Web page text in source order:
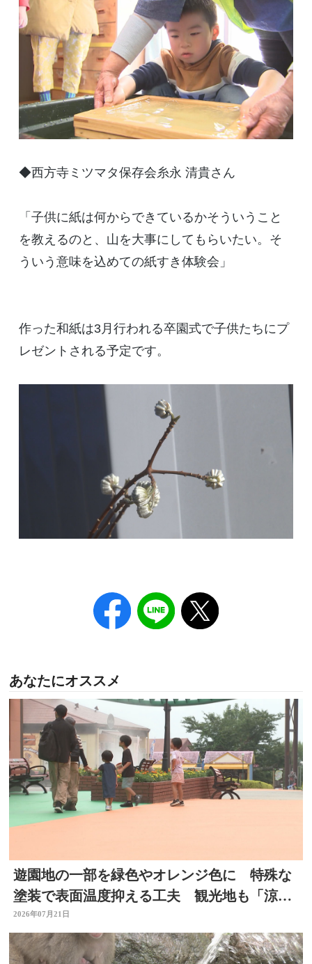
◆西方寺ミツマタ保存会糸永 清貴さん
「子供に紙は何からできているかそういうこと
を教えるのと、山を大事にしてもらいたい。そ
ういう意味を込めての紙すき体験会」
作った和紙は3月行われる卒園式で子供たちにプ
レゼントされる予定です。
あなたにオススメ
遊園地の一部を緑色やオレンジ色に 特殊な
塗装で表面温度抑える工夫 観光地も「涼」
PRで集客図る 大分
2026年07月21日